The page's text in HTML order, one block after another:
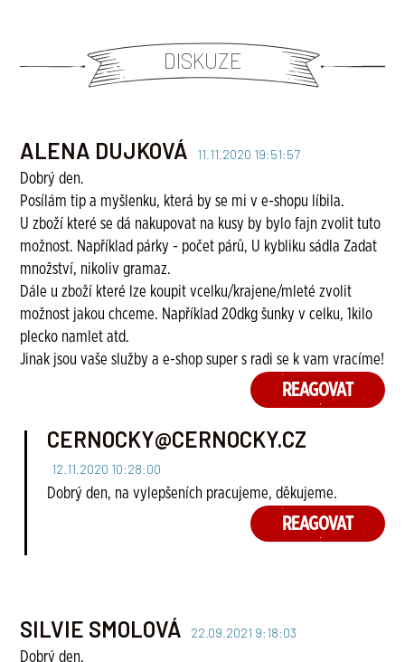
DISKUZE
ALENA DUJKOVÁ 11.11.2020 19:51:57
Dobrý den.
Posílám tip a myšlenku, která by se mi v e-shopu líbila.
U zboží které se dá nakupovat na kusy by bylo fajn zvolit tuto
možnost. Například párky - počet párů, U kybliku sádla Zadat
množství, nikoliv gramaz.
Dále u zboží které lze koupit vcelku/krajene/mleté zvolit
možnost jakou chceme. Například 20dkg šunky v celku, 1kilo
plecko namlet atd.
Jinak jsou vaše služby a e-shop super s radi se k vam vracíme!
REAGOVAT
CERNOCKY@CERNOCKY.CZ
12.11.2020 10:28:00
Dobrý den, na vylepšeních pracujeme, děkujeme.
REAGOVAT
SILVIE SMOLOVÁ 22.09.2021 9:18:03
Dobrý den,